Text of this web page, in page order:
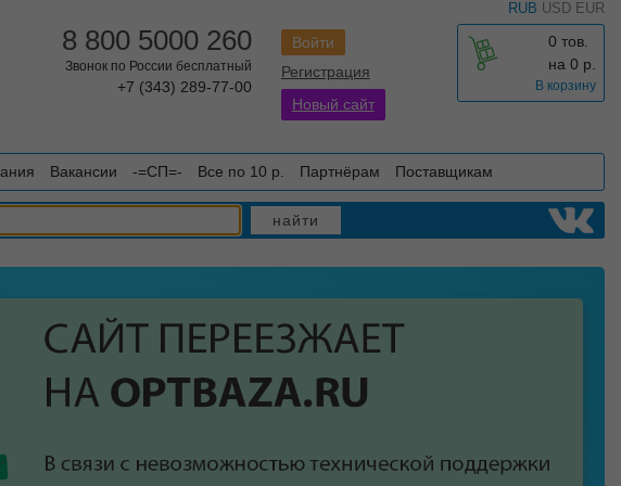
RUB USD EUR
0 тов.
на 0 р.
В корзину
Войти
Регистрация
Новый сайт
8 800 5000 260
Звонок по России бесплатный
+7 (343) 289-77-00
Вакансии -=СП=- Все по 10 р. Партнёрам Поставщикам
найти